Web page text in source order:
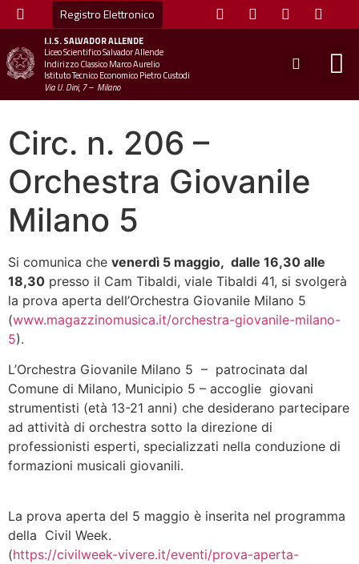
Registro Elettronico
I.I.S.SALVADOR ALLENDE
Liceo Scientifico Salvador Allende
Indirizzo Classico Marco Aurelio
Istituto Tecnico Economico Pietro Custodi
Via U. Dini, 7 – Milano
Circ. n. 206 –
Orchestra Giovanile
Milano 5
Si comunica che venerdì 5 maggio, dalle 16,30 alle
18,30 presso il Cam Tibaldi, viale Tibaldi 41, si svolgerà
la prova aperta dell’Orchestra Giovanile Milano 5
(www.magazzinomusica.it/orchestra-giovanile-milano-
5).
L’Orchestra Giovanile Milano 5 – patrocinata dal
Comune di Milano, Municipio 5 – accoglie giovani
strumentisti (età 13-21 anni) che desiderano partecipare
ad attività di orchestra sotto la direzione di
professionisti esperti, specializzati nella conduzione di
formazioni musicali giovanili.
La prova aperta del 5 maggio è inserita nel programma
della Civil Week.
(https://civilweek-vivere.it/eventi/prova-aperta-